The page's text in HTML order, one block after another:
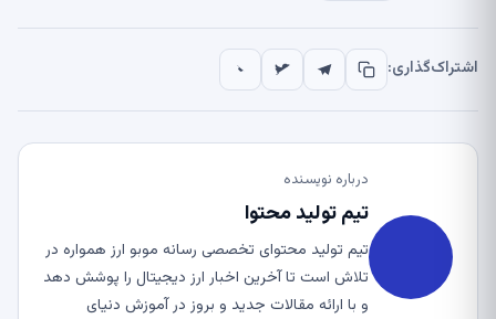
اشتراک‌گذاری:
درباره نویسنده
تیم تولید محتوا
تیم تولید محتوای تخصصی رسانه موبو ارز همواره در
تلاش است تا آخرین اخبار ارز دیجیتال را پوشش دهد
و با ارائه مقالات جدید و بروز در آموزش دنیای